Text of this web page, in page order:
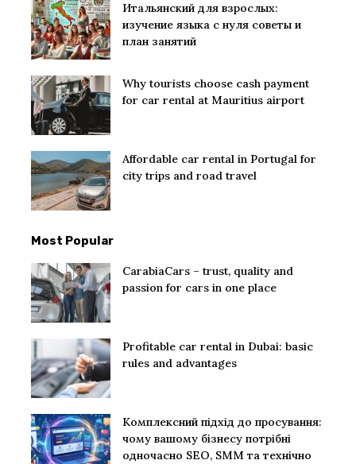
Итальянский для взрослых:
изучение языка с нуля советы и
план занятий
Why tourists choose cash payment
for car rental at Mauritius airport
Affordable car rental in Portugal for
city trips and road travel
Most Popular
CarabiaCars – trust, quality and
passion for cars in one place
Profitable car rental in Dubai: basic
rules and advantages
Комплексний підхід до просування:
чому вашому бізнесу потрібні
одночасно SEO, SMM та технічно